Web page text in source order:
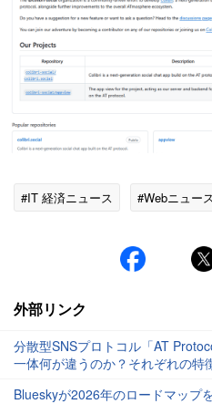
#IT 経済ニュース #Webニュース
外部リンク
分散型SNSプロトコル「AT
一体何が違うのか？それぞれの
Blueskyが2026年のロードマップ